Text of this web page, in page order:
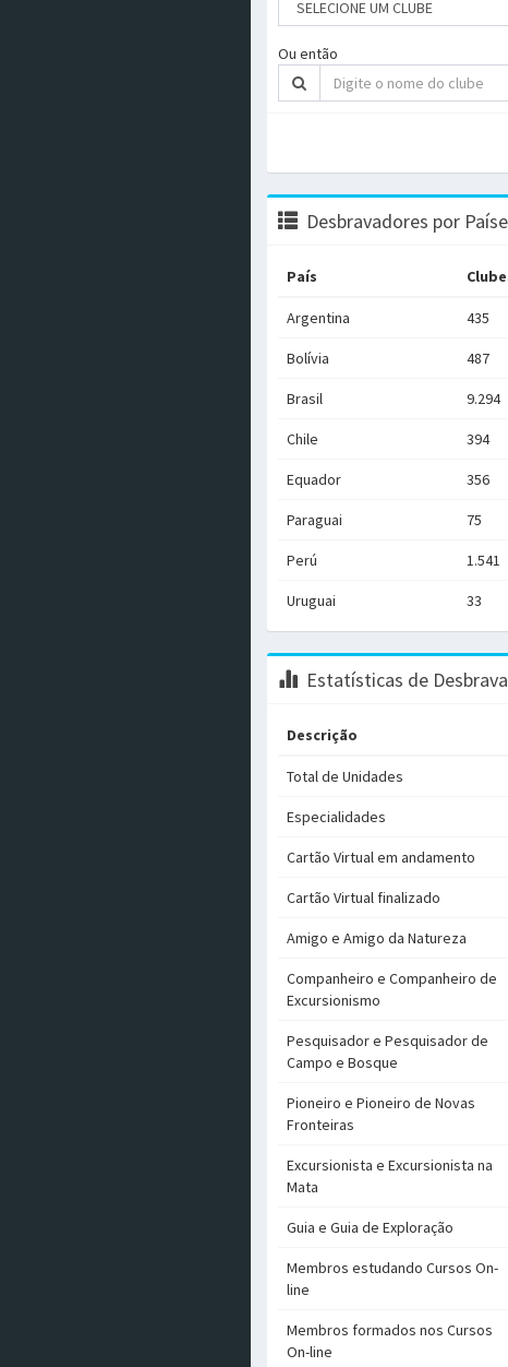
Ou então
Desbravadores por
País
Argentina 435
Bolívia 487
Brasil 9.294
Chile 394
Equador 356
Paraguai 75
Perú 1.541
Uruguai 33
Estatísticas de
Descrição
Total de Unidades
Especialidades
Cartão Virtual em andamento
Cartão Virtual finalizado
Amigo e Amigo da Natureza
Companheiro e Companheiro de
Excursionismo
Pesquisador e Pesquisador de
Campo e Bosque
Pioneiro e Pioneiro de Novas
Fronteiras
Excursionista e Excursionista na
Mata
Guia e Guia de Exploração
Membros estudando Cursos On-
line
Membros formados nos Cursos
On-line